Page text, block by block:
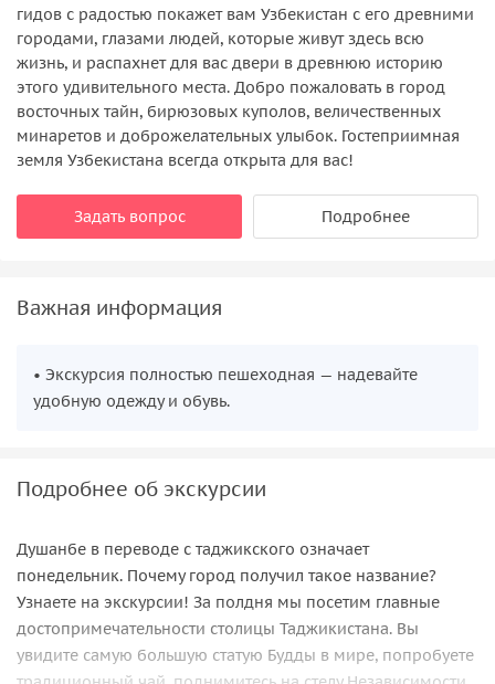
гидов с радостью покажет вам Узбекистан с его древними
городами, глазами людей, которые живут здесь всю
жизнь, и распахнет для вас двери в древнюю историю
этого удивительного места. Добро пожаловать в город
восточных тайн, бирюзовых куполов, величественных
минаретов и доброжелательных улыбок. Гостеприимная
земля Узбекистана всегда открыта для вас!
Задать вопрос Подробнее
Важная информация
• Экскурсия полностью пешеходная — надевайте
удобную одежду и обувь.
Подробнее об экскурсии
Душанбе в переводе с таджикского означает
понедельник. Почему город получил такое название?
Узнаете на экскурсии! За полдня мы посетим главные
достопримечательности столицы Таджикистана. Вы
увидите самую большую статую Будды в мире, попробуете